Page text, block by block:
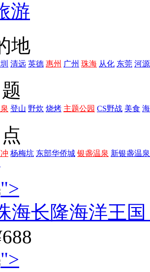
游
地
清远 英德 惠州 广州 珠海 从化 东莞 河源
登山 野炊 烧烤 主题公园 CS野战 美食
杨梅坑 东部华侨城 银盏温泉 新银盏温泉
">
海长隆海洋王
">